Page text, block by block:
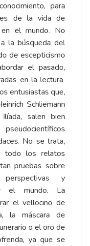
para
de la vida de
el mundo. No
la búsqueda del
de escepticismo
el pasado,
en la lectura
entusiastas que,
Schliemann
salen bien
No se trata,
todo los relatos
pruebas sobre
y
el mundo. La
el vellocino de
la máscara de
o el oro de
ya que se